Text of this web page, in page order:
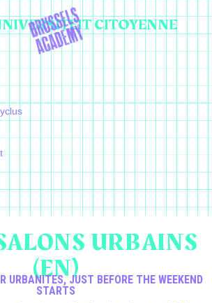
CITOYENNE
URBAINS
(EN)
URBANITES, JUST BEFORE THE WEEKEND
STARTS